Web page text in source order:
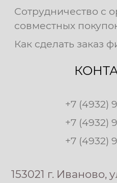
Сотрудничество с
совместных
Как сделать заказ
+7 (4932)
+7 (4932)
+7 (4932)
153021 г. Иваново,